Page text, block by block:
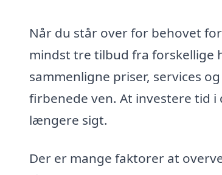
Når du står over for behovet
mindst tre tilbud fra forskellige
sammenligne priser, services
firbenede ven. At investere tid
længere sigt.
Der er mange faktorer at